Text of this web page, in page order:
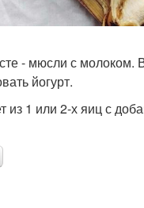
- мюсли с молоком.
йогурт.
из 1 или 2-х яиц с